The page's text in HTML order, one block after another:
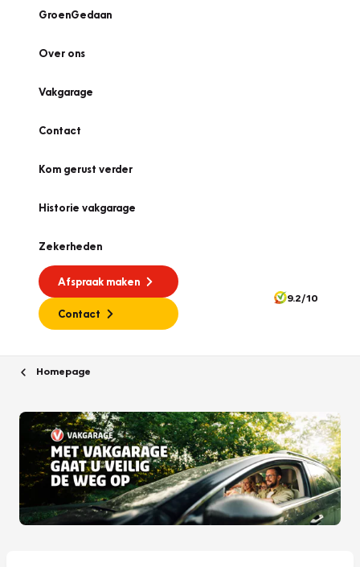
GroenGedaan
Over ons
Vakgarage
Contact
Kom gerust verder
Historie vakgarage
Zekerheden
Afspraak maken
Contact
9.2/10
Homepage